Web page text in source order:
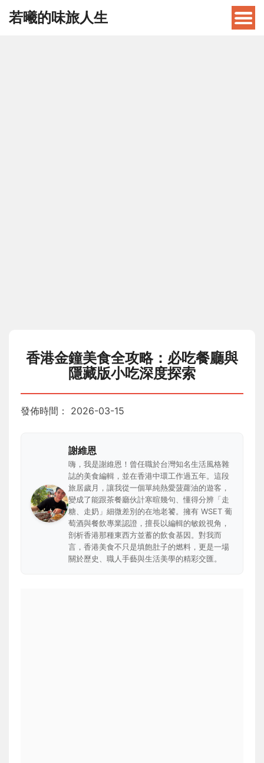
若曦的味旅人生
香港金鐘美食全攻略：必吃餐廳與
隱藏版小吃深度探索
發佈時間： 2026-03-15
謝維恩
嗨，我是謝維恩！曾任職於台灣知名生活風格雜
誌的美食編輯，並在香港中環工作過五年。這段
旅居歲月，讓我從一個單純熱愛菠蘿油的遊客，
變成了能跟茶餐廳伙計寒暄幾句、懂得分辨「走
糖、走奶」細微差別的在地老饕。擁有 WSET 葡
萄酒與餐飲專業認證，擅長以編輯的敏銳視角，
剖析香港那種東西方並蓄的飲食基因。對我而
言，香港美食不只是填飽肚子的燃料，更是一場
關於歷史、職人手藝與生活美學的精彩交匯。